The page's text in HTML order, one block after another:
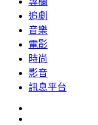
追劇
音樂
電影
時尚
影音
訊息平台